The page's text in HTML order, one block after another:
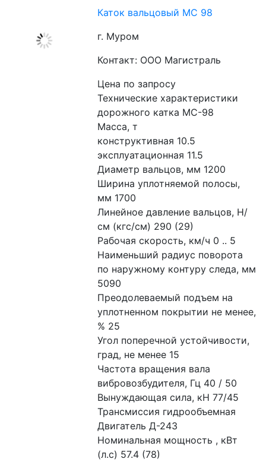
Каток вальцовый МС 98
г. Муром
Контакт: ООО Магистраль
Цена по запросу
Технические характеристики
дорожного катка МС-98
Масса, т
конструктивная 10.5
эксплуатационная 11.5
Диаметр вальцов, мм 1200
Ширина уплотняемой полосы,
мм 1700
Линейное давление вальцов, Н/
см (кгс/см) 290 (29)
Рабочая скорость, км/ч 0 .. 5
Наименьший радиус поворота
по наружному контуру следа, мм
5090
Преодолеваемый подъем на
уплотненном покрытии не менее,
% 25
Угол поперечной устойчивости,
град, не менее 15
Частота вращения вала
вибровозбудителя, Гц 40 / 50
Вынуждающая сила, кН 77/45
Трансмиссия гидрообъемная
Двигатель Д-243
Номинальная мощность , кВт
(л.с) 57.4 (78)